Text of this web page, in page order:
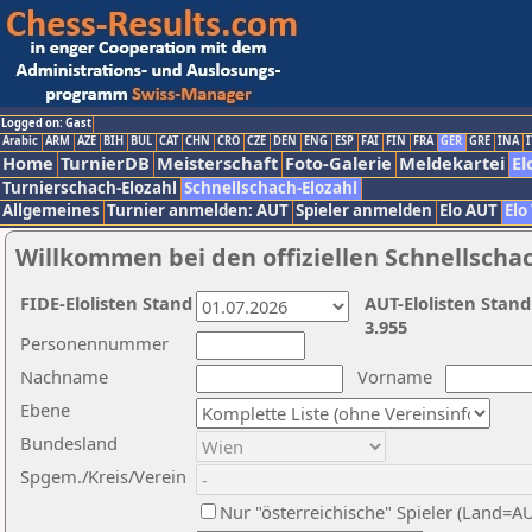
Logged on: Gast
Arabic ARM AZE BIH BUL CAT CHN CRO CZE DEN ENG ESP FAI FIN FRA GER GRE INA
Home TurnierDB Meisterschaft Foto-Galerie Meldekartei
Turnierschach-Elozahl Schnellschach-Elozahl
Allgemeines Turnier anmelden: AUT Spieler anmelden Elo AUT
Willkommen bei den offiziellen
Nachname
Vorname
Ebene
Personennummer
Bundesland
Spgem./Kreis/Verein
Nur "österreichische" Spieler
AUT-Elolisten
3.955
FIDE-Elolisten Stand